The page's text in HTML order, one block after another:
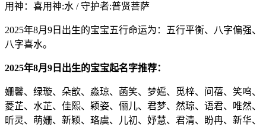
用神：喜用神:水 / 守护者:普贤菩萨
2025年8月9日出生的宝宝五行命运为：五行平衡、八字偏强、
八字喜水。
2025年8月9日出生的宝宝起名字推荐：
姗馨、绿璇、朵歆、淼琼、菡笑、梦媱、觅梓、问蓓、笑呜、
菱芷、水芷、佳熙、颖姿、俪儿、君梦、然琼、语君、唯然、
昕灵、萌姗、新颖、珞虞、儿初、妤慧、君清、盼冉、新华、